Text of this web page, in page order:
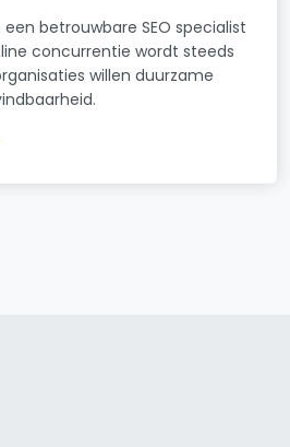
betrouwbare SEO specialist
concurrentie wordt steeds
willen duurzame